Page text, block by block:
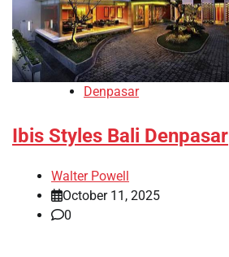
Denpasar
Ibis Styles Bali Denpasar
Walter Powell
October 11, 2025
0